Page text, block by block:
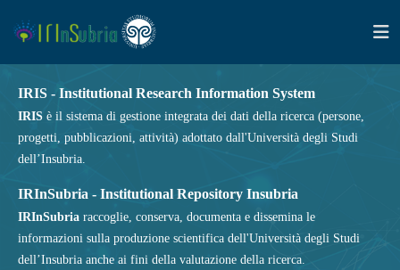
IRIS - Institutional Research Information System
IRIS è il sistema di gestione integrata dei dati della ricerca (persone,
progetti, pubblicazioni, attività) adottato dall'Università degli Studi
dell’Insubria.
IRInSubria - Institutional Repository Insubria
IRInSubria raccoglie, conserva, documenta e dissemina le
informazioni sulla produzione scientifica dell'Università degli Studi
dell’Insubria anche ai fini della valutazione della ricerca.